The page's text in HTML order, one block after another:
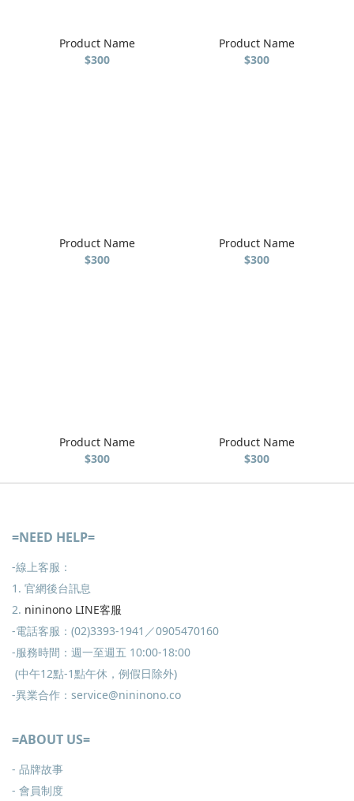
Product Name
$300
Product Name
$300
Product Name
$300
Product Name
$300
Product Name
$300
Product Name
$300
=NEED HELP=
-線上客服：
1. 官網後台訊息
2. nininono LINE客服
-電話客服：(02)3393-1941／0905470160
-服務時間：週一至週五 10:00-18:00
(中午12點-1點午休，例假日除外)
-異業合作：service@nininono.co
=ABOUT US=
- 品牌故事
- 會員制度